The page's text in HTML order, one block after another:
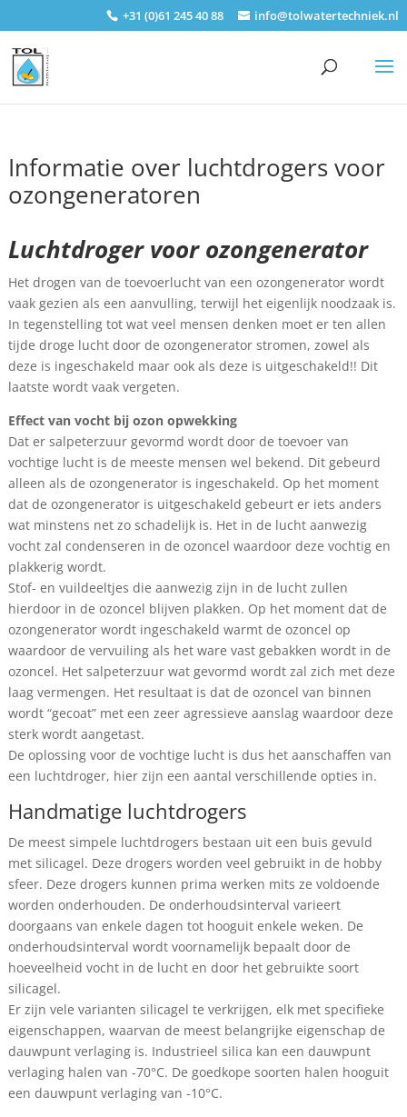
+31 (0)61 245 40 88 info@tolwatertechniek.nl
Informatie over luchtdrogers voor
ozongeneratoren
Luchtdroger voor ozongenerator
Het drogen van de toevoerlucht van een ozongenerator wordt
vaak gezien als een aanvulling, terwijl het eigenlijk noodzaak is.
In tegenstelling tot wat veel mensen denken moet er ten allen
tijde droge lucht door de ozongenerator stromen, zowel als
deze is ingeschakeld maar ook als deze is uitgeschakeld!! Dit
laatste wordt vaak vergeten.
Effect van vocht bij ozon opwekking
Dat er salpeterzuur gevormd wordt door de toevoer van
vochtige lucht is de meeste mensen wel bekend. Dit gebeurd
alleen als de ozongenerator is ingeschakeld. Op het moment
dat de ozongenerator is uitgeschakeld gebeurt er iets anders
wat minstens net zo schadelijk is. Het in de lucht aanwezig
vocht zal condenseren in de ozoncel waardoor deze vochtig en
plakkerig wordt.
Stof- en vuildeeltjes die aanwezig zijn in de lucht zullen
hierdoor in de ozoncel blijven plakken. Op het moment dat de
ozongenerator wordt ingeschakeld warmt de ozoncel op
waardoor de vervuiling als het ware vast gebakken wordt in de
ozoncel. Het salpeterzuur wat gevormd wordt zal zich met deze
laag vermengen. Het resultaat is dat de ozoncel van binnen
wordt “gecoat” met een zeer agressieve aanslag waardoor deze
sterk wordt aangetast.
De oplossing voor de vochtige lucht is dus het aanschaffen van
een luchtdroger, hier zijn een aantal verschillende opties in.
Handmatige luchtdrogers
De meest simpele luchtdrogers bestaan uit een buis gevuld
met silicagel. Deze drogers worden veel gebruikt in de hobby
sfeer. Deze drogers kunnen prima werken mits ze voldoende
worden onderhouden. De onderhoudsinterval varieert
doorgaans van enkele dagen tot hooguit enkele weken. De
onderhoudsinterval wordt voornamelijk bepaalt door de
hoeveelheid vocht in de lucht en door het gebruikte soort
silicagel.
Er zijn vele varianten silicagel te verkrijgen, elk met specifieke
eigenschappen, waarvan de meest belangrijke eigenschap de
dauwpunt verlaging is. Industrieel silica kan een dauwpunt
verlaging halen van -70°C. De goedkope soorten halen hooguit
een dauwpunt verlaging van -10°C.